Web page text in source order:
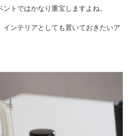
トではかなり重宝しますよね。
インテリアとしても置いておきたいア